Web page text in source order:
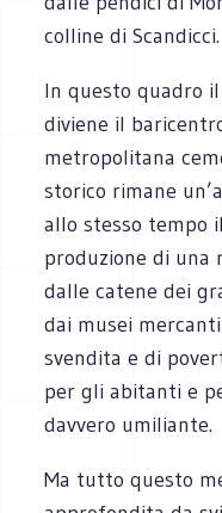
colline di Scandicci.
In questo quadro
diviene il
metropolitana
storico rimane
allo stesso tempo
produzione di una
dalle catene dei
dai musei
svendita e di
per gli abitanti e
davvero umiliante.
Ma tutto questo